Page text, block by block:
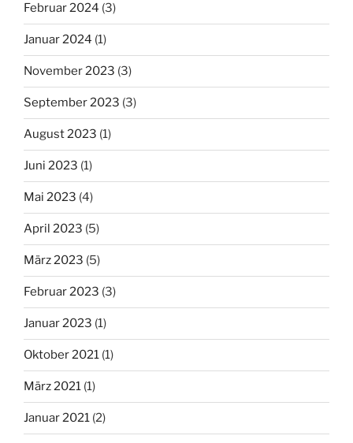
Februar 2024 (3)
Januar 2024 (1)
November 2023 (3)
September 2023 (3)
August 2023 (1)
Juni 2023 (1)
Mai 2023 (4)
April 2023 (5)
März 2023 (5)
Februar 2023 (3)
Januar 2023 (1)
Oktober 2021 (1)
März 2021 (1)
Januar 2021 (2)